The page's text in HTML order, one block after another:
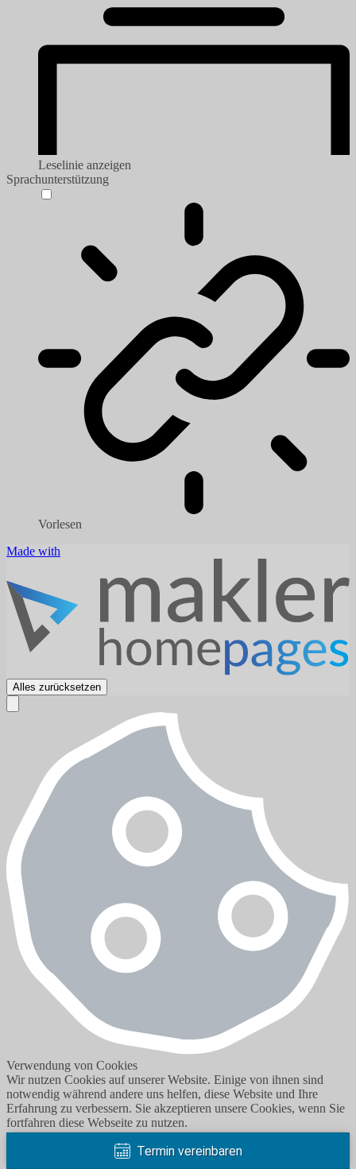
Leselinie anzeigen
Sprachunterstützung
Vorlesen
Made with
Alles zurücksetzen
Verwendung von Cookies
Wir nutzen Cookies auf unserer Website. Einige von ihnen sind
notwendig während andere uns helfen, diese Website und Ihre
Erfahrung zu verbessern. Sie akzeptieren unsere Cookies, wenn Sie
fortfahren diese Webseite zu nutzen.
Einstellungen Alle Cookies akzeptieren
Termin vereinbaren